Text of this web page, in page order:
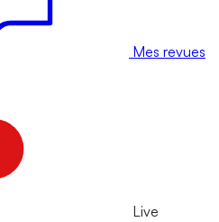
Mes revues
Live